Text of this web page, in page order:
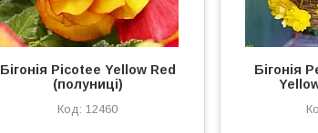
Бігонія Picotee Yellow Red
(полуниці)
12460
Бігонія